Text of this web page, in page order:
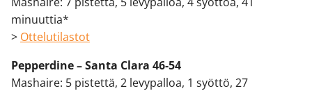
minuuttia*
> Ottelutilastot
Pepperdine – Santa Clara 46-54
Mashaire: 5 pistettä, 2 levypalloa, 1 syöttö, 27